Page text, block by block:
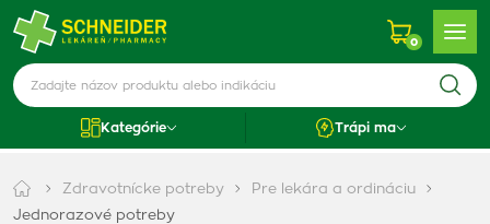
0
Kategórie Trápi ma
Zdravotnícke potreby
Pre lekára a ordináciu
Jednorazové potreby